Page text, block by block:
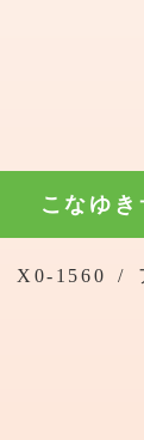
こなゆ
X0-1560 /